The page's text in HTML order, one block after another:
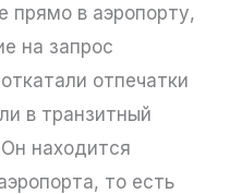
прямо в аэропорту,
на запрос
отпечатки
в транзитный
находится
то есть